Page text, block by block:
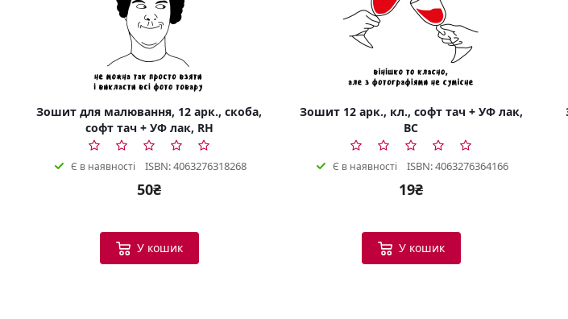
Зошит для малювання, 12 арк., скоба,
софт тач + УФ лак, RH
Є в наявності ISBN: 4063276318268
50₴
У кошик
Зошит 12 арк., кл., софт тач + УФ лак,
BC
Є в наявності ISBN: 4063276364166
19₴
У кошик